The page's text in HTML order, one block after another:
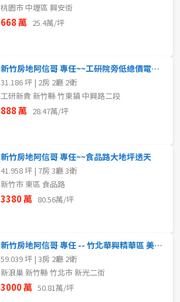
~
地下室
4樓
~ 樓
桃園市 中壢區 興安街
668 萬 25.4萬/坪
新竹房地阿信哥 專任~~工研院旁低總價電梯大2房
31.186 坪 | 2房 2廳 2衛
工研新貴 新竹縣 竹東鎮 中興路二段
888 萬 28.47萬/坪
新竹房地阿信哥 專任~~食品路大地坪透天
41.958 坪 | 7房 3廳 3衛
新竹市 東區 食品路
3380 萬 80.56萬/坪
新竹房地阿信哥 專任 -- 竹北華興精華區 美學地標新成屋 ・四改三房
59.039 坪 | 3房 2廳 2衛
新浪巢 新竹縣 竹北市 新光二街
3000 萬 50.81萬/坪